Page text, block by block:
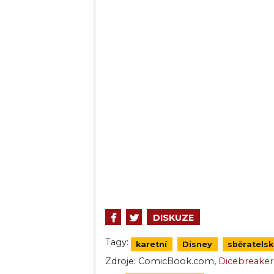
DISKUZE
Tagy: karetní Disney
Zdroje: ComicBook.com, Dicebreaker